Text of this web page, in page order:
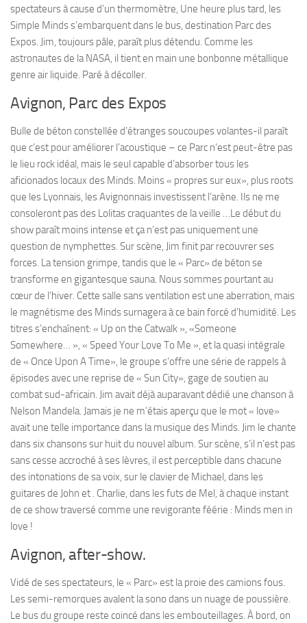
spectateurs à cause d’un thermomètre, Une heure plus tard, les
Simple Minds s’embarquent dans le bus, destination Parc des
Expos. Jim, toujours pâle, paraît plus détendu. Comme les
astronautes de la NASA, il tient en main une bonbonne métallique
genre air liquide. Paré à décoller.
Avignon, Parc des Expos
Bulle de béton constellée d’étranges soucoupes volantes-il paraît
que c’est pour améliorer l’acoustique – ce Parc n’est peut-être pas
le lieu rock idéal, mais le seul capable d’absorber tous les
aficionados locaux des Minds. Moins « propres sur eux», plus roots
que les Lyonnais, les Avignonnais investissent l’arène. Ils ne me
consoleront pas des Lolitas craquantes de la veille …Le début du
show paraît moins intense et ça n’est pas uniquement une
question de nymphettes. Sur scène, Jim finit par recouvrer ses
forces. La tension grimpe, tandis que le « Parc» de béton se
transforme en gigantesque sauna. Nous sommes pourtant au
cœur de l’hiver. Cette salle sans ventilation est une aberration, mais
le magnétisme des Minds surnagera à ce bain forcé d’humidité. Les
titres s’enchaînent: « Up on the Catwalk », «Someone
Somewhere… », « Speed Your Love To Me », et la quasi intégrale
de « Once Upon A Time», le groupe s’offre une série de rappels à
épisodes avec une reprise de « Sun City», gage de soutien au
combat sud-africain. Jim avait déjà auparavant dédié une chanson à
Nelson Mandela. Jamais je ne m’étais aperçu que le mot « love»
avait une telle importance dans la musique des Minds. Jim le chante
dans six chansons sur huit du nouvel album. Sur scène, s’il n’est pas
sans cesse accroché à ses lèvres, il est perceptible dans chacune
des intonations de sa voix, sur le clavier de Michael, dans les
guitares de John et . Charlie, dans les futs de Mel, à chaque instant
de ce show traversé comme une revigorante féérie : Minds men in
love !
Avignon, after-show.
Vidé de ses spectateurs, le « Parc» est la proie des camions fous.
Les semi-remorques avalent la sono dans un nuage de poussière.
Le bus du groupe reste coincé dans les embouteillages. À bord, on